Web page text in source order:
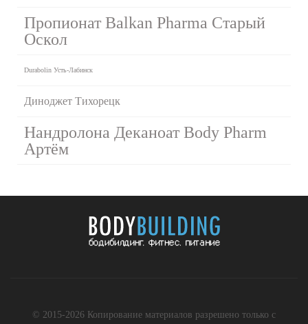
Пропионат Balkan Pharma Старый
Оскол
Durabolin Усть-Лабинск
Диноджет Тихорецк
Нандролона Деканоат Body Pharm
Артём
© 2015-2026 Копирование материалов разрешено только с